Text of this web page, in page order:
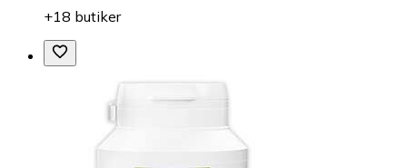
+18 butiker